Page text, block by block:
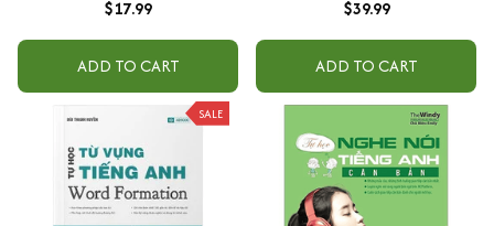
$17.99
ADD TO CART
$39.99
ADD TO CART
SALE